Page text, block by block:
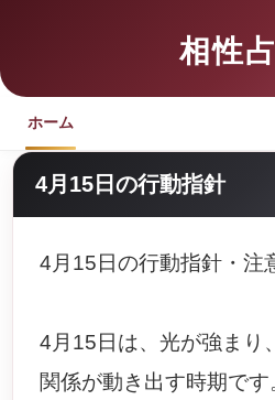
相性
ホーム
4月15日の行動指針
4月15日の行動指針・注
4月15日は、光が強まり
関係が動き出す時期です